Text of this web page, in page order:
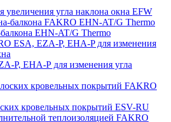
увеличения угла наклона окна EFW
EHN-AT/G Thermo
P, EHA-P для изменения угла
кровельных покрытий ESV-RU